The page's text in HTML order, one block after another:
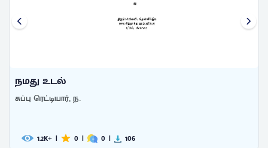
நமது உடல்
சுப்பு ரெட்டியார், ந.
1.2K+ | 0 | 0 | 106